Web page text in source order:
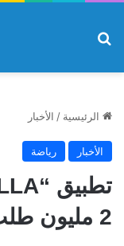
الرئيسية / الأخبار
الأخبار رياضة
2 مليون طلب على بطاقة المشجع